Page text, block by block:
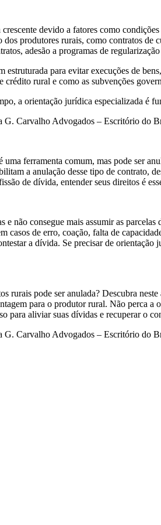
devido a fatores como
produtores rurais, como contratos de
adesão a programas de
estruturada para evitar execuções de
rural e como as subvenções
a orientação jurídica especializada é
Carvalho Advogados – Escritório do
ferramenta comum, mas pode ser
a anulação desse tipo de contrato,
de dívida, entender seus direitos é
e não consegue mais assumir as
casos de erro, coação, falta de
a dívida. Se precisar de
rurais pode ser anulada? Descubra
para o produtor rural. Não perca a
para aliviar suas dívidas e recuperar o
Carvalho Advogados – Escritório do